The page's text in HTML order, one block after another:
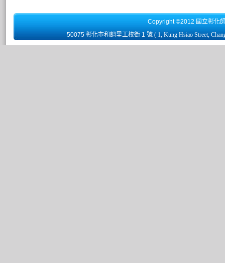
Copyright ©2012 國立彰化
50075 彰化市和調里工校街 1 號 ( 1, Kung Hsiao Street,